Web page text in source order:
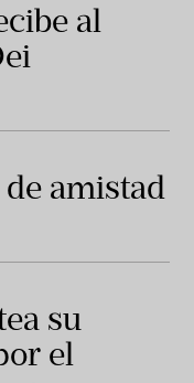
al
amistad
su
el